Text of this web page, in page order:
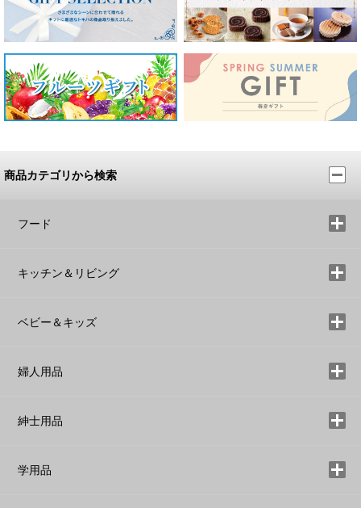
商品カテゴリから検索
フード
キッチン＆リビング
ベビー＆キッズ
婦人用品
紳士用品
学用品